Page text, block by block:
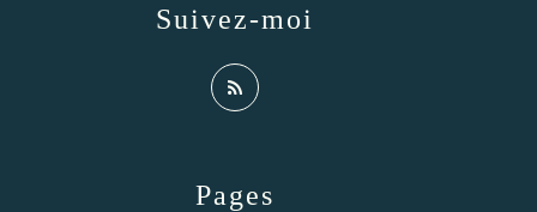
Pages
Suivez-moi